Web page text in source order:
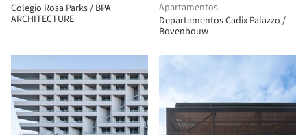
Colegio Rosa Parks / BPA
ARCHITECTURE
Apartamentos
Departamentos Cadix Palazzo /
Bovenbouw